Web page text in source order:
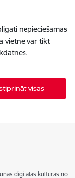
nepieciešamās
vietnē var tikt
visas
digitālas kultūras